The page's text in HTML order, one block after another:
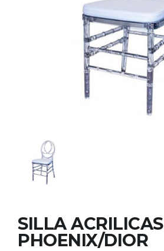
SILLA ACRILICAS
PHOENIX/DIOR